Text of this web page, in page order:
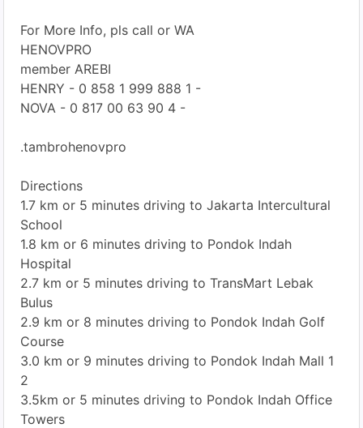
For More Info, pls call or WA
HENOVPRO
member AREBI
HENRY - 0 858 1 999 888 1 -
NOVA - 0 817 00 63 90 4 -
.tambrohenovpro
Directions
1.7 km or 5 minutes driving to Jakarta Intercultural
School
1.8 km or 6 minutes driving to Pondok Indah
Hospital
2.7 km or 5 minutes driving to TransMart Lebak
Bulus
2.9 km or 8 minutes driving to Pondok Indah Golf
Course
3.0 km or 9 minutes driving to Pondok Indah Mall 1
2
3.5km or 5 minutes driving to Pondok Indah Office
Towers